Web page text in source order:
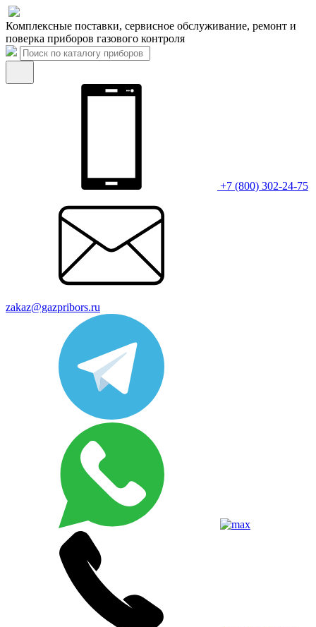
Комплексные поставки, сервисное обслуживание, ремонт и
поверка приборов газового контроля
+7 (800) 302-24-75
zakaz@gazpribors.ru